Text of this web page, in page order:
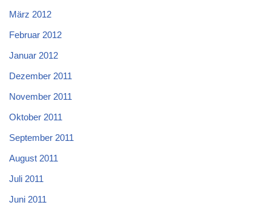
März 2012
Februar 2012
Januar 2012
Dezember 2011
November 2011
Oktober 2011
September 2011
August 2011
Juli 2011
Juni 2011